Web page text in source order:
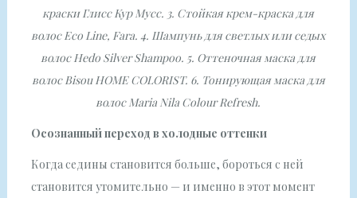
краски Глисс Кур Мусс. 3. Стойкая крем-краска для
волос Eco Line, Fara. 4. Шампунь для светлых или седых
волос Hedo Silver Shampoo. 5. Оттеночная маска для
волос Bisou HOME COLORIST. 6. Тонирующая маска для
волос Maria Nila Colour Refresh.
Осознанный переход в холодные оттенки
Когда седины становится больше, бороться с ней
становится утомительно — и именно в этот момент